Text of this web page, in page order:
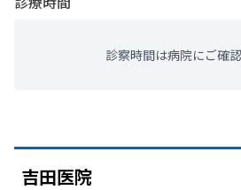
診察時間は病院にご確
吉田医院